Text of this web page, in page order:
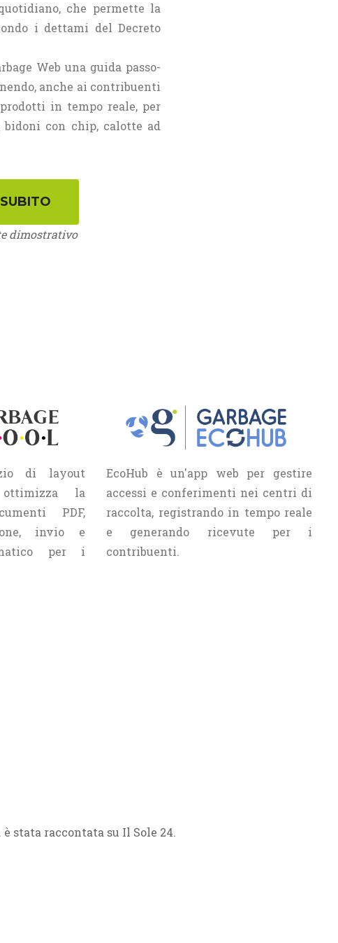
che permette la
i dettami del Decreto
Web una guida passo-
anche ai contribuenti
in tempo reale, per
bidoni con chip, calotte ad
dimostrativo
di layout
la
PDF,
invio e
per i
EcoHub è un'app web per gestire
accessi e conferimenti nei centri di
raccolta, registrando in tempo reale
e generando ricevute per i
contribuenti.
stata raccontata su Il Sole 24.